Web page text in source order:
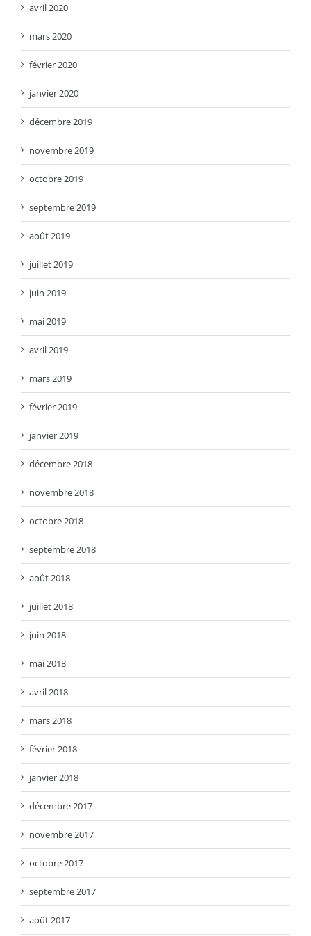
avril 2020
mars 2020
février 2020
janvier 2020
décembre 2019
novembre 2019
octobre 2019
septembre 2019
août 2019
juillet 2019
juin 2019
mai 2019
avril 2019
mars 2019
février 2019
janvier 2019
décembre 2018
novembre 2018
octobre 2018
septembre 2018
août 2018
juillet 2018
juin 2018
mai 2018
avril 2018
mars 2018
février 2018
janvier 2018
décembre 2017
novembre 2017
octobre 2017
septembre 2017
août 2017